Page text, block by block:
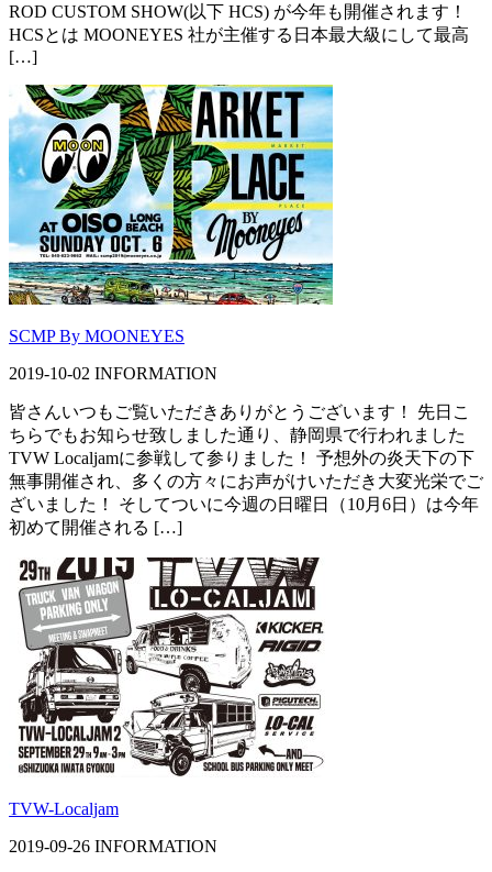
ROD CUSTOM SHOW(以下 HCS) が今年も開催されます！
HCSとは MOONEYES 社が主催する日本最大級にして最高
[…]
SCMP By MOONEYES
2019-10-02 INFORMATION
皆さんいつもご覧いただきありがとうございます！ 先日こ
ちらでもお知らせ致しました通り、静岡県で行われました
TVW Localjamに参戦して参りました！ 予想外の炎天下の下
無事開催され、多くの方々にお声がけいただき大変光栄でご
ざいました！ そしてついに今週の日曜日（10月6日）は今年
初めて開催される […]
TVW-Localjam
2019-09-26 INFORMATION